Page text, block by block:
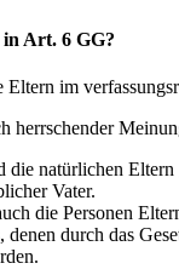
Art. 6 GG?
im
herrschender
die natürlichen
Vater.
die Personen
denen durch das